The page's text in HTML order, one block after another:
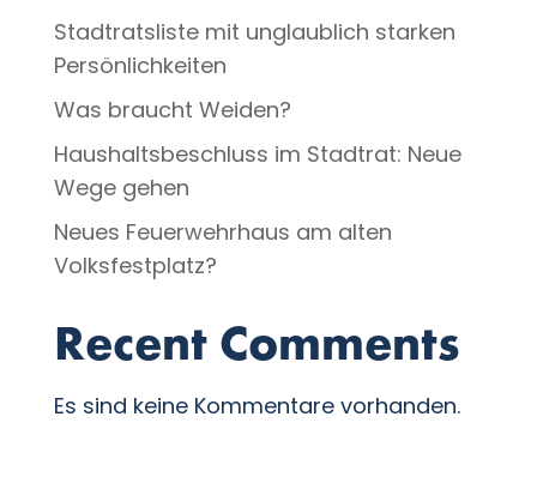
Stadtratsliste mit unglaublich starken
Persönlichkeiten
Was braucht Weiden?
Haushaltsbeschluss im Stadtrat: Neue
Wege gehen
Neues Feuerwehrhaus am alten
Volksfestplatz?
Recent Comments
Es sind keine Kommentare vorhanden.